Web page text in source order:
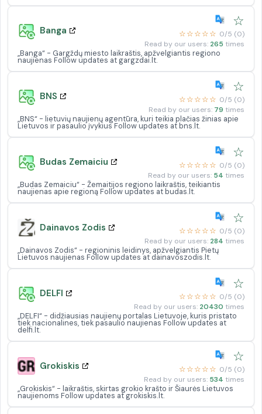
Banga
☆
☆☆☆☆☆ 0/5 (0)
Read by our users: 265 times
„Banga“ - Gargždų miesto laikraštis, apžvelgiantis regiono
naujienas Follow updates at gargzdai.lt.
BNS
☆
☆☆☆☆☆ 0/5 (0)
Read by our users: 79 times
„BNS“ - lietuvių naujienų agentūra, kuri teikia plačias žinias apie
Lietuvos ir pasaulio įvykius Follow updates at bns.lt.
Budas Zemaiciu
☆
☆☆☆☆☆ 0/5 (0)
Read by our users: 54 times
„Budas Zemaiciu“ - Žemaitijos regiono laikraštis, teikiantis
naujienas apie regioną Follow updates at budas.lt.
Dainavos Zodis
☆
☆☆☆☆☆ 0/5 (0)
Read by our users: 284 times
„Dainavos Zodis“ - regioninis leidinys, apžvelgiantis Pietų
Lietuvos naujienas Follow updates at dainavoszodis.lt.
DELFI
☆
☆☆☆☆☆ 0/5 (0)
Read by our users: 20430 times
„DELFI“ - didžiausias naujienų portalas Lietuvoje, kuris pristato
tiek nacionalines, tiek pasaulio naujienas Follow updates at
delfi.lt.
Grokiskis
☆
☆☆☆☆☆ 0/5 (0)
Read by our users: 534 times
„Grokiskis“ - laikraštis, skirtas grokio krašto ir Šiaurės Lietuvos
naujienoms Follow updates at grokiskis.lt.